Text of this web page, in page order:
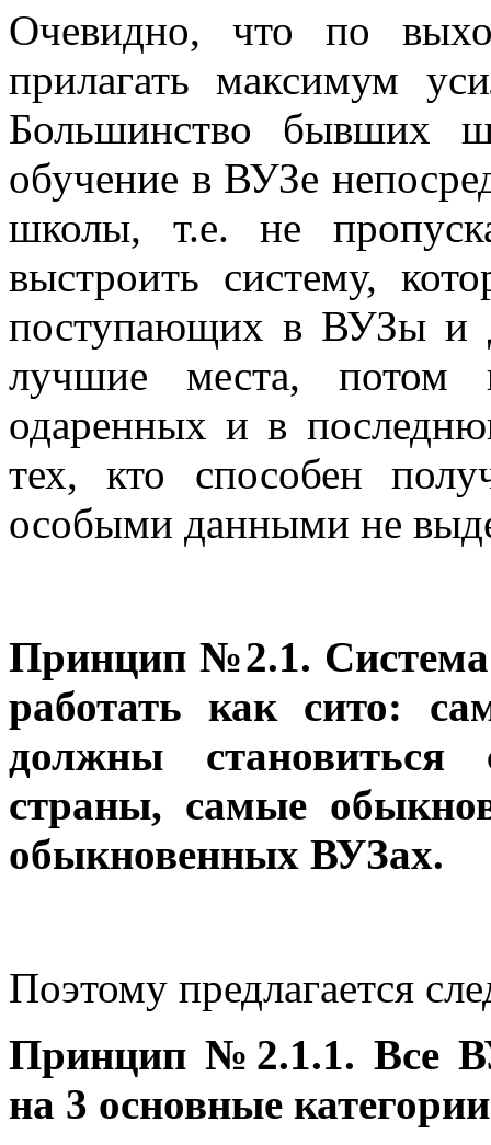
Очевидно, что по
прилагать максимум
Большинство бывших
обучение в ВУЗе
школы, т.е. не
выстроить систему,
поступающих в ВУЗы и
лучшие места, потом
одаренных и в
тех, кто способен
особыми данными не
Принцип №2.1.
работать как сито:
должны становиться
страны, самые
обыкновенных ВУЗах.
Поэтому предлагается
Принцип №2.1.1. Все
на 3 основные